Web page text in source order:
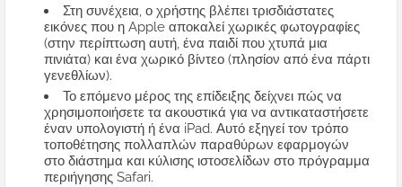
Στη συνέχεια, ο χρήστης βλέπει τρισδιάστατες
εικόνες που η Apple αποκαλεί χωρικές φωτογραφίες
(στην περίπτωση αυτή, ένα παιδί που χτυπά μια
πινιάτα) και ένα χωρικό βίντεο (πλησίον από ένα πάρτι
γενεθλίων).
Το επόμενο μέρος της επίδειξης δείχνει πώς να
χρησιμοποιήσετε τα ακουστικά για να αντικαταστήσετε
έναν υπολογιστή ή ένα iPad. Αυτό εξηγεί τον τρόπο
τοποθέτησης πολλαπλών παραθύρων εφαρμογών
στο διάστημα και κύλισης ιστοσελίδων στο πρόγραμμα
περιήγησης Safari.